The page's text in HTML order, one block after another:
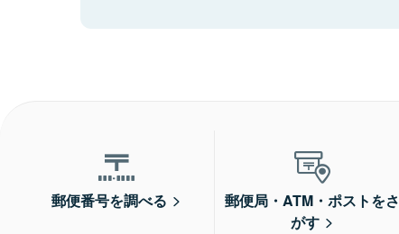
郵便番号を調べる
郵便局・ATM・ポストをさ
がす